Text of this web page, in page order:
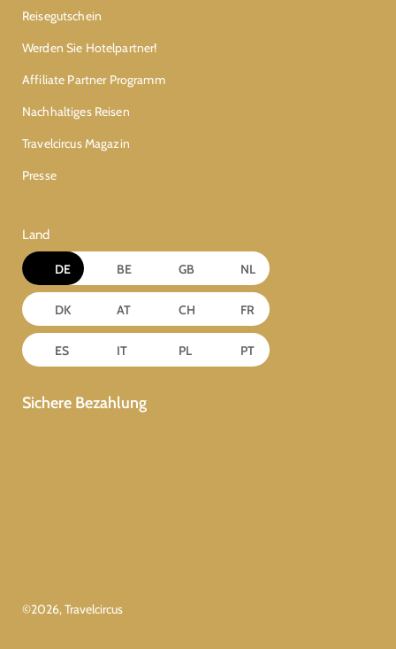
Reisegutschein
Werden Sie Hotelpartner!
Affiliate Partner Programm
Nachhaltiges Reisen
Travelcircus Magazin
Presse
Land
DE BE GB NL
DK AT CH FR
ES IT PL PT
Sichere Bezahlung
©2026, Travelcircus